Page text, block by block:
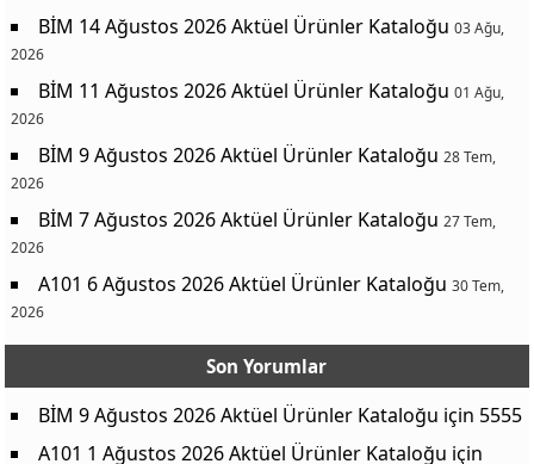
BİM 14 Ağustos 2026 Aktüel Ürünler Kataloğu 03 Ağu,
2026
BİM 11 Ağustos 2026 Aktüel Ürünler Kataloğu 01 Ağu,
2026
BİM 9 Ağustos 2026 Aktüel Ürünler Kataloğu 28 Tem,
2026
BİM 7 Ağustos 2026 Aktüel Ürünler Kataloğu 27 Tem,
2026
A101 6 Ağustos 2026 Aktüel Ürünler Kataloğu 30 Tem,
2026
Son Yorumlar
BİM 9 Ağustos 2026 Aktüel Ürünler Kataloğu için 5555
A101 1 Ağustos 2026 Aktüel Ürünler Kataloğu için